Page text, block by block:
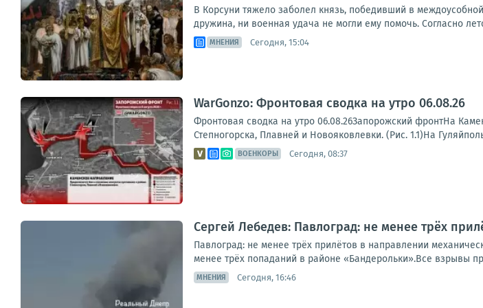
В Корсуни тяжело заболел князь, победивший в
дружина, ни военная удача не могли ему помочь. Согласно
МНЕНИЯ Сегодня, 15:04
WarGonzo: Фронтовая сводка на утро 06.08.26
Фронтовая сводка на утро 06.08.26Запорожский фронтНа
Степногорска, Плавней и Новояковлевки. (Рис. 1.1)На
ВОЕНКОРЫ Сегодня, 08:37
Сергей Лебедев: Павлоград: не менее трёх
Павлоград: не менее трёх прилётов в направлении
менее трёх попаданий в районе «Бандерольки».Все взрывы
МНЕНИЯ Сегодня, 16:46